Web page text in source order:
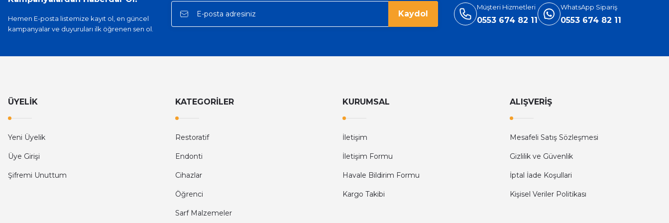
Hemen E-posta listemize kayıt ol, en güncel
kampanyalar ve duyuruları ilk öğrenen sen ol.
Kaydol
Müşteri Hizmetleri
0553 674 82 11
WhatsApp Sipariş
0553 674 82 11
ÜYELİK
Yeni Üyelik
Üye Girişi
Şifremi Unuttum
KATEGORİLER
Restoratif
Endonti
Cihazlar
Öğrenci
Sarf Malzemeler
KURUMSAL
İletişim
İletişim Formu
Havale Bildirim Formu
Kargo Takibi
ALIŞVERİŞ
Mesafeli Satış Sözleşmesi
Gizlilik ve Güvenlik
İptal İade Koşullari
Kişisel Veriler Politikası